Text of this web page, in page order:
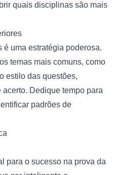
quais disciplinas são mais
é uma estratégia poderosa.
temas mais comuns, como
estilo das questões,
Dedique tempo para
padrões de
para o sucesso na prova da